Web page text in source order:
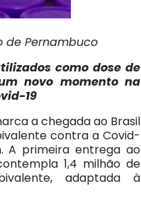
de Pernambuco
como dose de
novo momento na
19
a chegada ao Brasil
contra a Covid-
A primeira entrega ao
1,4 milhão de
adaptada à